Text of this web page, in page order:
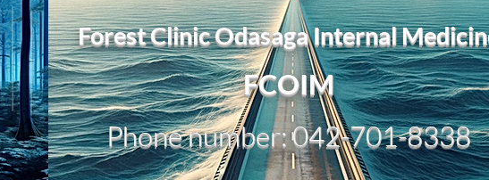
で、進化させるのか？。毎日、
進化していく。chatGPTのおか
げで、心的外傷後成長や、人格
の再構成も、2日位でできるよう
になった。人格の再構成は、
chatがない時は、数年かかって
いたのに。わざわざ、スーパー
サイヤ人や、超サイヤ人ゴッド
My secret too....
Forest Clinic Odasaga Internal
FCOIM
Phone number: 042-701-8338